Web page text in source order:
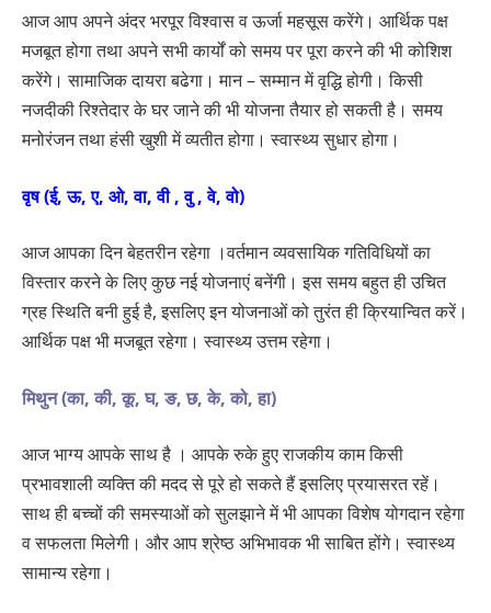
आज आप अपने अंदर भरपूर विश्वास व ऊर्जा महसूस करेंगे। आर्थिक पक्ष
मजबूत होगा तथा अपने सभी कार्यों को समय पर पूरा करने की भी कोशिश
करेंगे। सामाजिक दायरा बढेगा। मान – सम्मान में वृद्धि होगी। किसी
नजदीकी रिश्तेदार के घर जाने की भी योजना तैयार हो सकती है। समय
मनोरंजन तथा हंसी खुशी में व्यतीत होगा। स्वास्थ्य सुधार होगा।
वृष (ई, ऊ, ए, ओ, वा, वी , वु , वे, वो)
आज आपका दिन बेहतरीन रहेगा ।वर्तमान व्यवसायिक गतिविधियों का
विस्तार करने के लिए कुछ नई योजनाएं बनेंगी। इस समय बहुत ही उचित
ग्रह स्थिति बनी हुई है, इसलिए इन योजनाओं को तुरंत ही क्रियान्वित करें।
आर्थिक पक्ष भी मजबूत रहेगा। स्वास्थ्य उत्तम रहेगा।
मिथुन (का, की, कू, घ, ङ, छ, के, को, हा)
आज भाग्य आपके साथ है । आपके रुके हुए राजकीय काम किसी
प्रभावशाली व्यक्ति की मदद से पूरे हो सकते हैं इसलिए प्रयासरत रहें।
साथ ही बच्चों की समस्याओं को सुलझाने में भी आपका विशेष योगदान रहेगा
व सफलता मिलेगी। और आप श्रेष्ठ अभिभावक भी साबित होंगे। स्वास्थ्य
सामान्य रहेगा।